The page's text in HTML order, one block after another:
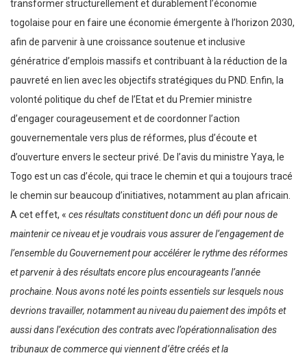
transformer structurellement et durablement l’économie
togolaise pour en faire une économie émergente à l’horizon 2030,
afin de parvenir à une croissance soutenue et inclusive
génératrice d’emplois massifs et contribuant à la réduction de la
pauvreté en lien avec les objectifs stratégiques du PND. Enfin, la
volonté politique du chef de l’Etat et du Premier ministre
d’engager courageusement et de coordonner l’action
gouvernementale vers plus de réformes, plus d’écoute et
d’ouverture envers le secteur privé. De l’avis du ministre Yaya, le
Togo est un cas d’école, qui trace le chemin et qui a toujours tracé
le chemin sur beaucoup d’initiatives, notamment au plan africain.
A cet effet, « ces résultats constituent donc un défi pour nous de
maintenir ce niveau et je voudrais vous assurer de l’engagement de
l’ensemble du Gouvernement pour accélérer le rythme des réformes
et parvenir à des résultats encore plus encourageants l’année
prochaine. Nous avons noté les points essentiels sur lesquels nous
devrions travailler, notamment au niveau du paiement des impôts et
aussi dans l’exécution des contrats avec l’opérationnalisation des
tribunaux de commerce qui viennent d’être créés et la